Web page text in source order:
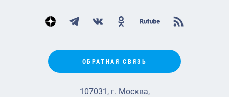
ОБРАТНАЯ СВЯЗЬ
107031, г. Москва,